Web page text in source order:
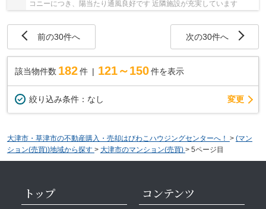
コニーにつき、陽当たり通風良好です 近隣施設が充実しています
前の30件へ 次の30件へ
該当物件数 182件 121～150 件を表示
絞り込み条件： なし 変更
大津市・草津市の不動産購入・売却はびわこハウジングセンターへ！ > (マン
ション(売買))地域から探す > 大津市のマンション(売買) > 5ページ目
トップ コンテンツ